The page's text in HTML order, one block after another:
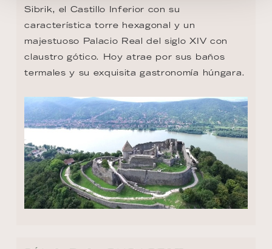
Sibrik, el Castillo Inferior con su
característica torre hexagonal y un
majestuoso Palacio Real del siglo XIV con
claustro gótico. Hoy atrae por sus baños
termales y su exquisita gastronomía húngara.